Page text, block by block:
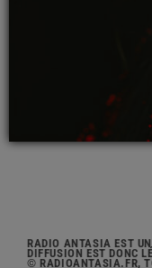
RADIO ANTASIA EST
DIFFUSION EST DONC
© RADIOANTASIA.FR,